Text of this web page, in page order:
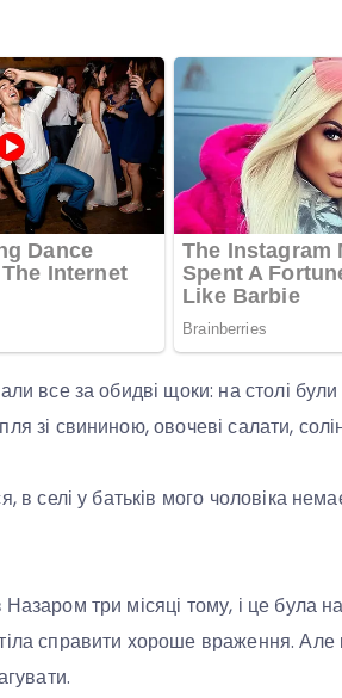
все за обидві щоки: на столі
зі свининою, овочеві салати,
в селі у батьків мого чоловіка
три місяці тому, і це була
справити хороше враження. Але